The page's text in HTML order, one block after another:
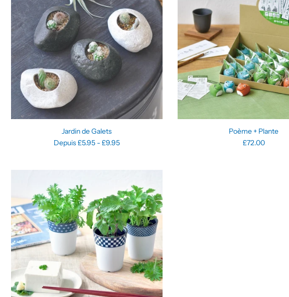
Jardin de Galets
Depuis £5.95 - £9.95
Poème + Plante
£72.00